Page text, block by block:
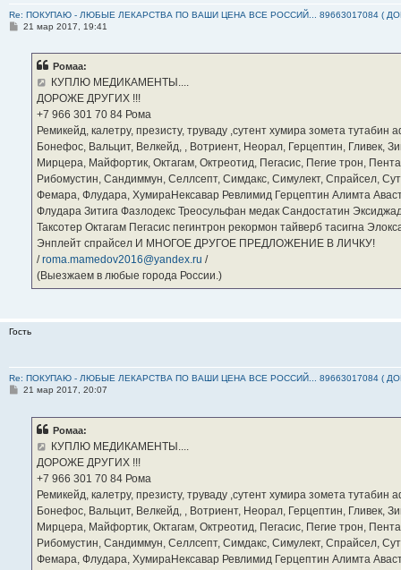
Re: ПОКУПАЮ - ЛЮБЫЕ ЛЕКАРСТВА ПО ВАШИ ЦЕНА ВСЕ РОССИЙ... 89663017084 (
С21 мар 2017, 19:41
Ромаа:
КУПЛЮ МЕДИКАМЕНТЫ....
ДОРОЖЕ ДРУГИХ !!!
‪+7 966 301 70 84‬ Рома
Ремикейд, калетру, презисту, труваду ,сутент хумира зомета
Бонефос, Вальцит, Велкейд, , Вотриент, Неорал, Герцептин, Гливек,
Мирцера, Майфортик, Октагам, Октреотид, Пегасис, Пегие трон,
Рибомустин, Сандиммун, Селлсепт, Симдакс, Симулект, Спрайсел,
Фемара, Флудара, ХумираНексавар Ревлимид Герцептин Алимта
Флудара Зитига Фазлодекс Треосульфан медак Сандостатин
Таксотер Октагам Пегасис пегинтрон рекормон тайверб тасигна
Энплейт спрайсел И МНОГОЕ ДРУГОЕ ПРЕДЛОЖЕНИЕ В ЛИЧКУ!
/roma.mamedov2016@yandex.ru /
(Выезжаем в любые города России.)
Гость
Re: ПОКУПАЮ - ЛЮБЫЕ ЛЕКАРСТВА ПО ВАШИ ЦЕНА ВСЕ РОССИЙ... 89663017084 (
С21 мар 2017, 20:07
Ромаа:
КУПЛЮ МЕДИКАМЕНТЫ....
ДОРОЖЕ ДРУГИХ !!!
‪+7 966 301 70 84‬ Рома
Ремикейд, калетру, презисту, труваду ,сутент хумира зомета
Бонефос, Вальцит, Велкейд, , Вотриент, Неорал, Герцептин, Гливек,
Мирцера, Майфортик, Октагам, Октреотид, Пегасис, Пегие трон,
Рибомустин, Сандиммун, Селлсепт, Симдакс, Симулект, Спрайсел,
Фемара, Флудара, ХумираНексавар Ревлимид Герцептин Алимта